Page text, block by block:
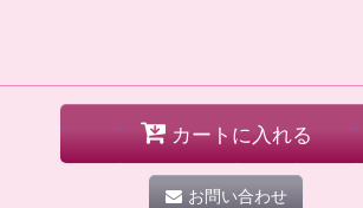
カートに入れる
お問い合わせ